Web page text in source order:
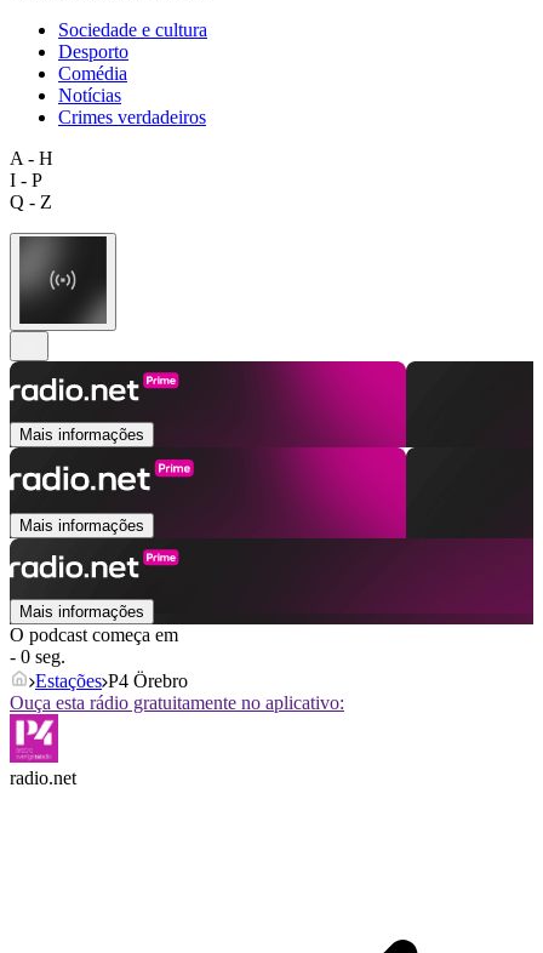
Sociedade e cultura
Desporto
Comédia
Notícias
Crimes verdadeiros
A - H
I - P
Q - Z
Mais informações
Mais informações
Mais informações
O podcast começa em
- 0 seg.
Estações P4 Örebro
Ouça esta rádio gratuitamente no aplicativo:
radio.net